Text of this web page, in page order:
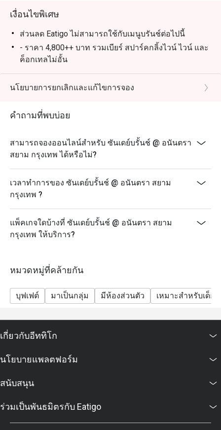
เงื่อนไขพิเศษ
ส่วนลด Eatigo ไม่สามารถใช้กับเมนูบรันช์ต่อไปนี้
- ราคา 4,800++ บาท รวมเบียร์ สปาร์คกลิ้งไวน์ ไวน์ และ
ค็อกเทลไม่อั้น
- ราคา 5,800++ บาท รวมเบียร์ ไวน์ ค็อกเทล และ
แชมเปญ Perrier-Jouët ไม่อั้น
แชมเปญ Perrier-Jouët และคาเวียร์
ซีฟู้ดรวม
ตับห่านย่างซอสทรัฟเฟิล
เป็ดปักกิ่ง
เซบิเชสไตล์ละตินอเมริกา
เมนูและราคาอาจมีการเปลี่ยนแปลงได้โดยไม่ต้องแจ้งให้
ทราบล่วงหน้า
โปรโมชั่นเหล่านี้ไม่สามารถใช้ร่วมกับโปรโมชั่นและ
โปรดตรงเวลาสำหรับการจองเพื่อรับประกันส่วนลดและที่
จองของคุณจะไม่ถูกต้อง
ส่วนลดนี้ใช้ได้กับบุฟเฟ่ต์เท่านั้น ไม่สามารถใช้กับเมนู
ร้านอาหารอื่นๆ [Premium À La Carte menu is available
นโยบายการยกเลิกและแก้ไขการจอง
คำถามที่พบบ่อย
สามารถจองออนไลน์สำหรับ ซันเดย์บรั้นช์ @ อนันตรา
สยาม กรุงเทพ ได้หรือไม่?
เวลาทำการของ ซันเดย์บรั้นช์ @ อนันตรา สยาม
กรุงเทพ ?
แพ็คเกจใดบ้างที่ ซันเดย์บรั้นช์ @ อนันตรา สยาม
กรุงเทพ ให้บริการ?
หมวดหมู่ที่คล้ายกัน
บุฟเฟต์ มาเป็นกลุ่ม มีห้องส่วนตัว เหมาะสำหรับเด็ก
เกี่ยวกับอีททิโก
นโยบายแพลตฟอร์ม
สนับสนุน
ร่วมเป็นพันธมิตรกับ Eatigo